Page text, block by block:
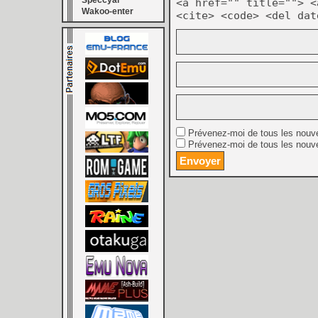
Wakoo-enter
<a href="" title="">
<cite> <code> <del
Prévenez-moi de tous les
Prévenez-moi de tous les